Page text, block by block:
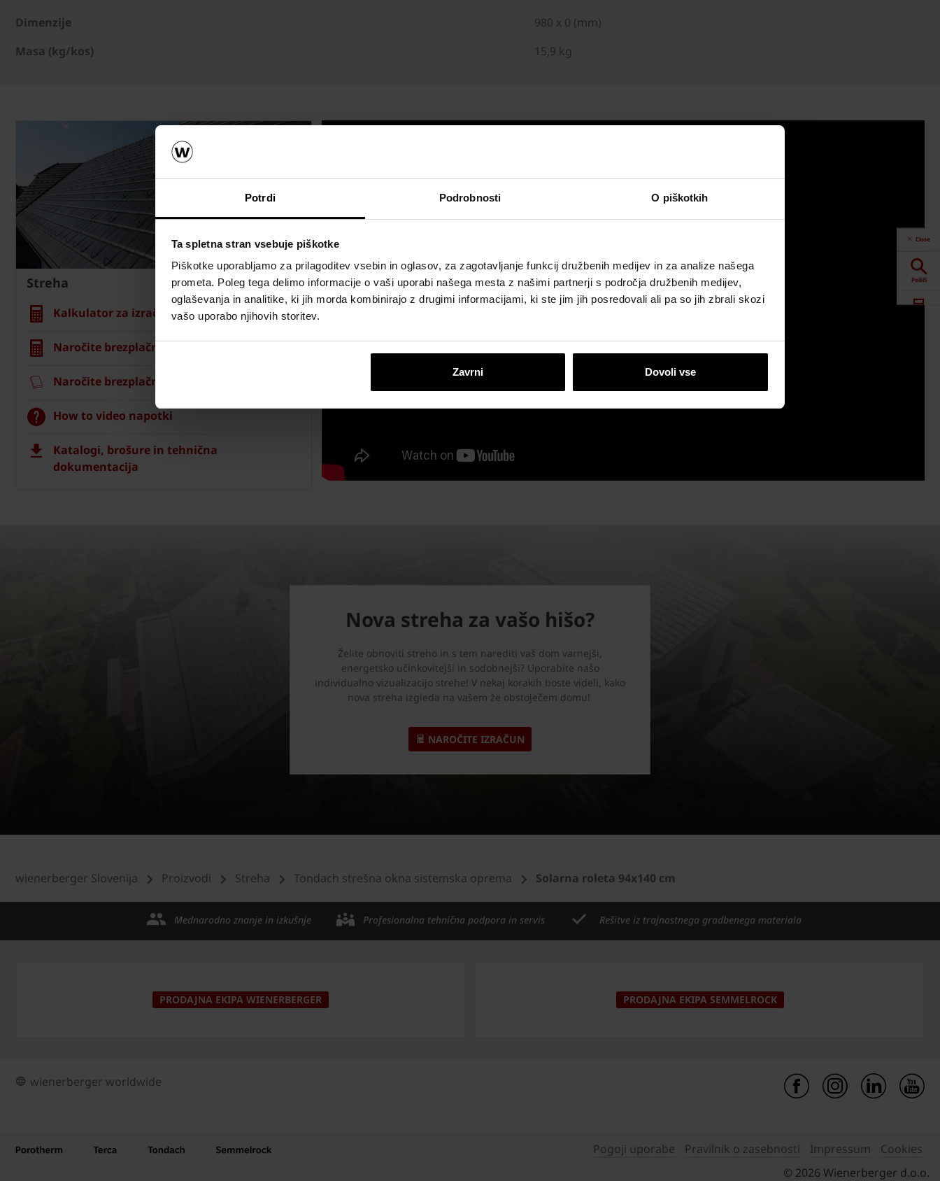
Potrdi Podrobnosti O piškotkih
Ta spletna stran vsebuje piškotke
Piškotke uporabljamo za prilagoditev vsebin in oglasov, za zagotavljanje funkcij družbenih medijev in za analize našega
prometa. Poleg tega delimo informacije o vaši uporabi našega mesta z našimi partnerji s področja družbenih medijev,
oglaševanja in analitike, ki jih morda kombinirajo z drugimi informacijami, ki ste jim jih posredovali ali pa so jih zbrali skozi
vašo uporabo njihovih storitev.
Zavrni Dovoli vse
Dimenzije
980 x 0 (mm)
Masa (kg/kos)
15,9 kg
Streha
Kalkulator za izračun strehe
Naročite brezplačni izračun material
Naročite brezplačni vzorec strešnika
How to video napotki
Katalogi, brošure in tehnična
dokumentacija
Nova streha za vašo hišo?
Želite obnoviti streho in s tem narediti vaš dom varnejši,
energetsko učinkovitejši in sodobnejši? Uporabite našo
individualno vizualizacijo strehe! V nekaj korakih boste videli, kako
nova streha izgleda na vašem že obstoječem domu!
NAROČITE IZRAČUN
Close
Poišči
wienerberger Slovenija Proizvodi Streha Tondach strešna okna sistemska oprema Solarna roleta 94x140 cm
Mednarodno znanje in izkušnje Profesionalna tehnična podpora in servis Rešitve iz trajnostnega gradbenega materiala
PRODAJNA EKIPA WIENERBERGER PRODAJNA EKIPA SEMMELROCK
wienerberger worldwide
Pogoji uporabe Pravilnik o zasebnosti Impressum
Cookies
© 2026 Wienerberger d.o.o.